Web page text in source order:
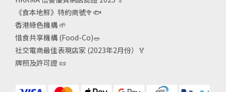
《食本地鮮》特約商號🥦🐟
香港綠色機構 🌱
惜食共享機構 (Food-Co)🥗
社交電商最佳表現店家 (2023年2月份）🏅
牌照及許可證 📜